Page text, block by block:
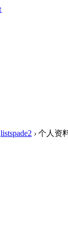
listspade2 › 个人资